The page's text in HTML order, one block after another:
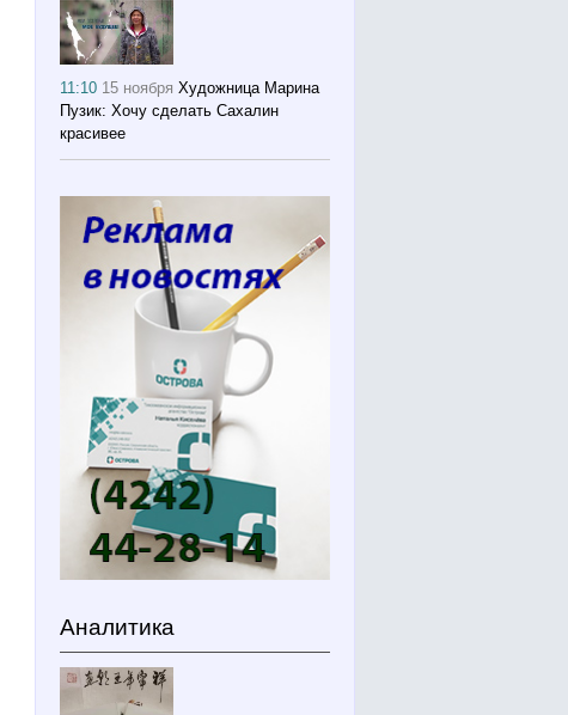
11:10 15 ноября Художница Марина
Пузик: Хочу сделать Сахалин
красивее
Аналитика